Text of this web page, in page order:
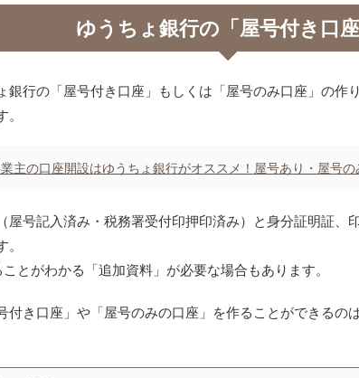
ゆうちょ銀行の「屋号付き口座
銀行の「屋号付き口座」もしくは「屋号のみ口座」の作
主の口座開設はゆうちょ銀行がオススメ！屋号あり・屋号の
屋号記入済み・税務署受付印押印済み）と身分証明証、
とがわかる「追加資料」が必要な場合もあります。
付き口座」や「屋号のみの口座」を作ることができるの